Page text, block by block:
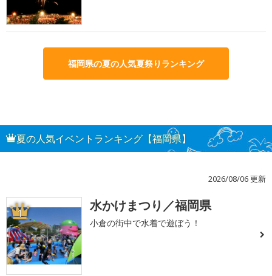
福岡県の夏の人気夏祭りランキング
夏の人気イベントランキング【福岡県】
2026/08/06 更新
1 水かけまつり／福岡県
小倉の街中で水着で遊ぼう！